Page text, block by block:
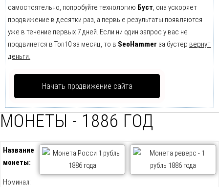
самостоятельно, попробуйте технологию Буст, она ускоряет
продвижение в десятки раз, а первые результаты появляются
уже в течение первых 7 дней. Если ни один запрос у вас не
продвинется в Топ10 за месяц, то в SeoHammer за бустер вернут
деньги.
Начать продвижение сайта
МОНЕТЫ - 1886 ГОД
Название
монеты:
Номинал: